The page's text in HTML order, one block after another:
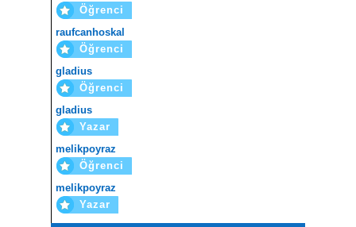
Öğrenci
raufcanhoskal
Öğrenci
gladius
Öğrenci
gladius
Yazar
melikpoyraz
Öğrenci
melikpoyraz
Yazar